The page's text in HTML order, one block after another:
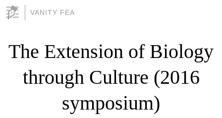
VANITY FEA
The Extension of Biology
through Culture (2016
symposium)